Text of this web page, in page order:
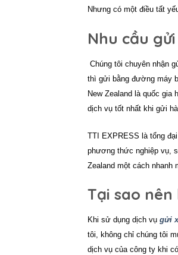
Nhưng có một điều tất
Nhu cầu
Chúng tôi chuyên nhận
thì gửi bằng đường máy
New Zealand là quốc
dịch vụ tốt nhất khi gửi
TTI EXPRESS là tổng
phương thức nghiệp vụ,
Zealand một cách nhanh
Tại sao nên
Khi sử dụng dịch vụ gửi
tôi, không chỉ chúng tôi
dịch vụ của công ty khi